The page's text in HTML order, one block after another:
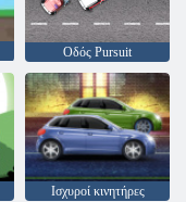
Οδός Pursuit
Ισχυροί κινητήρες